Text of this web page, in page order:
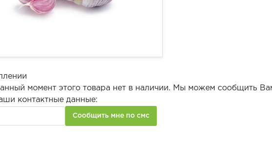
момент этого товара нет в наличии. Мы можем сообщить
контактные данные: